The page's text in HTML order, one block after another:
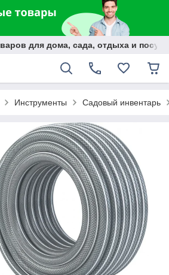
для дома, сада, отдыха и
Инструменты Садовый инвентарь